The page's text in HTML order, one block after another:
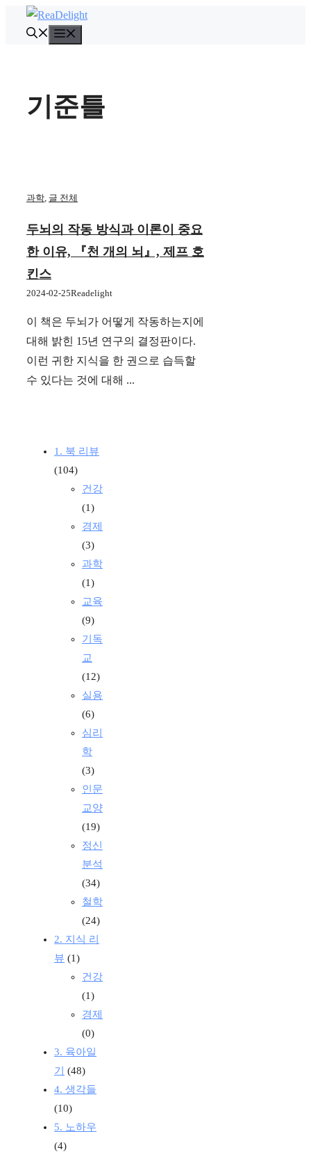
뉴
기준틀
과학 글 전체
두뇌의 작동 방식과 이론이 중요
한 이유, 『천 개의 뇌』, 제프 호
킨스
2024-02-25Readelight
이 책은 두뇌가 어떻게 작동하는지에
대해 밝힌 15년 연구의 결정판이다.
이런 귀한 지식을 한 권으로 습득할
수 있다는 것에 대해 ...
1. 북 리뷰
(104)
건강
(1)
경제
(3)
과학
(1)
교육
(9)
기독
교
(12)
실용
(6)
심리
학
(3)
인문
교양
(19)
정신
분석
(34)
철학
(24)
2. 지식 리
뷰 (1)
건강
(1)
경제
(0)
3. 육아일
기
(48)
4. 생각들
(10)
5. 노하우
(4)